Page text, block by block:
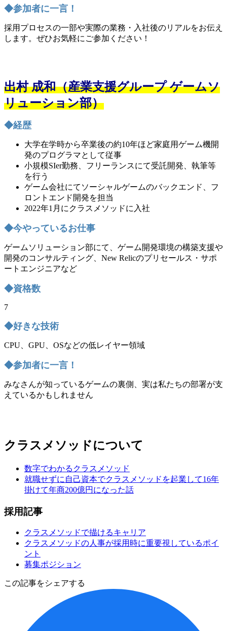
◆参加者に一言！
採用プロセスの一部や実際の業務・入社後のリアルをお伝え
します。ぜひお気軽にご参加ください！
出村 成和（産業支援グループ ゲームソ
リューション部）
◆経歴
大学在学時から卒業後の約10年ほど家庭用ゲーム機開
発のプログラマとして従事
小規模SIer勤務、フリーランスにて受託開発、執筆等
を行う
ゲーム会社にてソーシャルゲームのバックエンド、フ
ロントエンド開発を担当
2022年1月にクラスメソッドに入社
◆今やっているお仕事
ゲームソリューション部にて、ゲーム開発環境の構築支援や
開発のコンサルティング、New Relicのプリセールス・サポ
ートエンジニアなど
◆資格数
7
◆好きな技術
CPU、GPU、OSなどの低レイヤー領域
◆参加者に一言！
みなさんが知っているゲームの裏側、実は私たちの部署が支
えているかもしれません
クラスメソッドについて
数字でわかるクラスメソッド
就職せずに自己資本でクラスメソッドを起業して16年
掛けて年商200億円になった話
採用記事
クラスメソッドで描けるキャリア
クラスメソッドの人事が採用時に重要視しているポイ
ント
募集ポジション
この記事をシェアする